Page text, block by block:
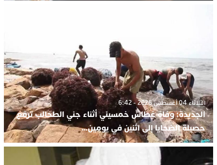
الثلاثاء 04 أغسطس 2026 - 6:42
الجديدة: وفاة غطاس خمسيني أثناء جني الطحالب ترفع
حصيلة الضحايا إلى اثنين في يومين…